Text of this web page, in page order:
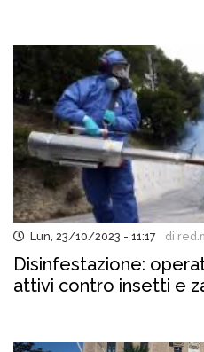
Lun, 23/10/2023 - 11:17 di
Disinfestazione:
attivi contro insetti e